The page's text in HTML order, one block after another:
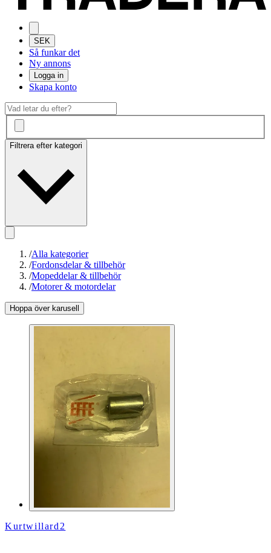
SEK
Så funkar det
Ny annons
Logga in
Skapa konto
Filtrera efter kategori
/Alla kategorier
/Fordonsdelar & tillbehör
/Mopeddelar & tillbehör
/Motorer & motordelar
Hoppa över karusell
Kurtwillard2